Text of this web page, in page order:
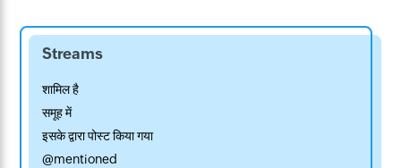
Streams
शामिल है
समूह में
इसके द्वारा पोस्ट किया गया
@mentioned